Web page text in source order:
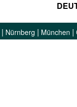
| Nürnberg | München |